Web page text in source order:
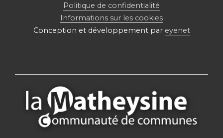
Politique de confidentialité
Informations sur les cookies
Conception et développement par eyenet